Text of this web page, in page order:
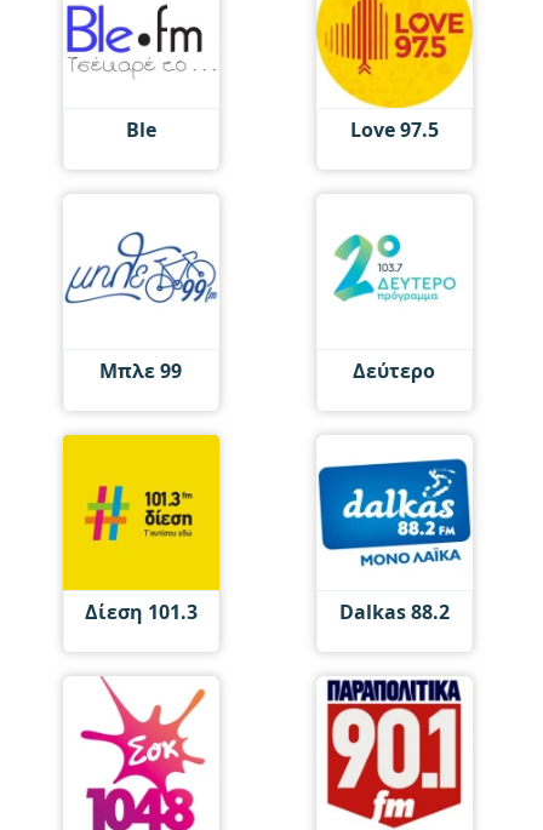
Ble Love 97.5
Μπλε 99 Δεύτερο
Δίεση 101.3 Dalkas 88.2